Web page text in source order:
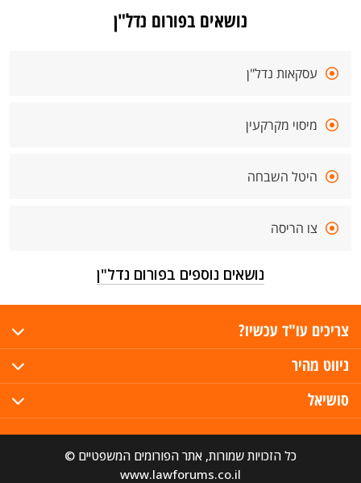
נושאים בפורום נדל"ן
עסקאות נדל"ן
מיסוי מקרקעין
היטל השבחה
צו הריסה
נושאים נוספים בפורום נדל"ן
צריכים עו"ד עכשיו?
ניווט מהיר
סושיאל
כל הזכויות שמורות, אתר הפורומים המשפטיים ©
www.lawforums.co.il